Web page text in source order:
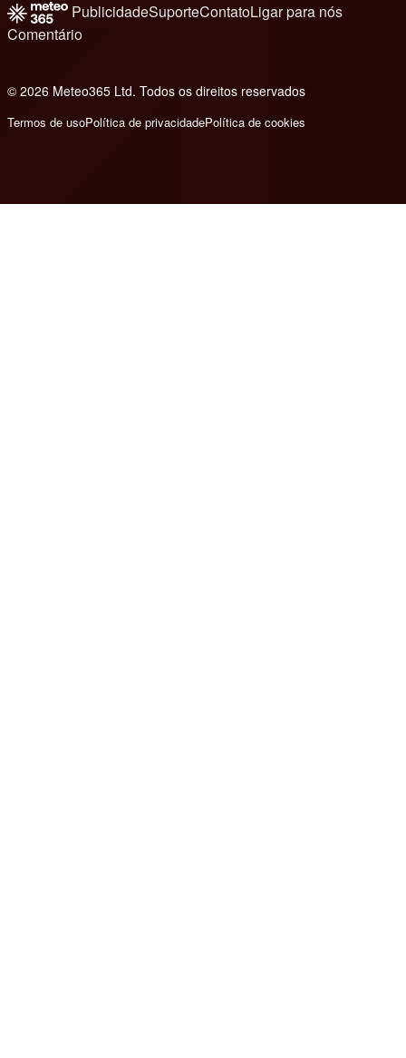
PublicidadeSuporteContatoLigar para nós
Comentário
© 2026 Meteo365 Ltd. Todos os direitos reservados
Termos de usoPolítica de privacidadePolítica de cookies